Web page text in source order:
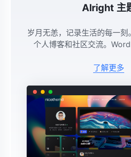
Alright 主
岁月无恙，记录生活的每一刻
个人博客和社区交流。
效、交互体验丰富，支持隐藏
了解更多